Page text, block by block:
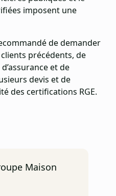
imposent une
de demander
précédents, de
et de
devis et de
des certifications RGE.
Maison